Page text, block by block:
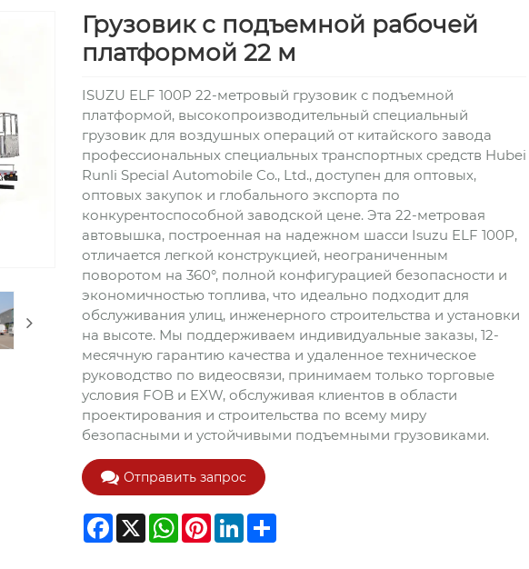
Грузовик с подъемной рабочей
платформой 22 м
ISUZU ELF 100P 22-метровый грузовик с подъемной
платформой, высокопроизводительный специальный
грузовик для воздушных операций от китайского завода
профессиональных специальных транспортных средств Hubei
Runli Special Automobile Co., Ltd., доступен для оптовых,
оптовых закупок и глобального экспорта по
конкурентоспособной заводской цене. Эта 22-метровая
автовышка, построенная на надежном шасси Isuzu ELF 100P,
отличается легкой конструкцией, неограниченным
поворотом на 360°, полной конфигурацией безопасности и
экономичностью топлива, что идеально подходит для
обслуживания улиц, инженерного строительства и установки
на высоте. Мы поддерживаем индивидуальные заказы, 12-
месячную гарантию качества и удаленное техническое
руководство по видеосвязи, принимаем только торговые
условия FOB и EXW, обслуживая клиентов в области
проектирования и строительства по всему миру
безопасными и устойчивыми подъемными грузовиками.
Отправить запрос
Facebook
X WhatsApp
PinterestLinkedIn
Share